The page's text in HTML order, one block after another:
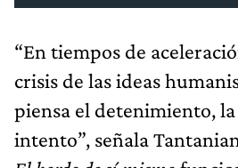
“En tiempos de
crisis de las ideas
piensa el detenimiento,
intento”, señala